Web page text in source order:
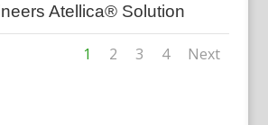
Atellica® Solution
1 2 3 4 Next